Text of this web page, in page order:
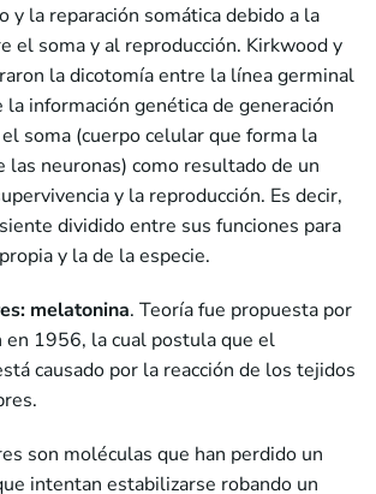
y la reparación somática debido a la
el soma y al reproducción. Kirkwood y
la dicotomía entre la línea germinal
información genética de generación
soma (cuerpo celular que forma la
las neuronas) como resultado de un
y la reproducción. Es decir,
dividido entre sus funciones para
y la de la especie.
: melatonina. Teoría fue propuesta por
en 1956, la cual postula que el
causado por la reacción de los tejidos
son moléculas que han perdido un
intentan estabilizarse robando un